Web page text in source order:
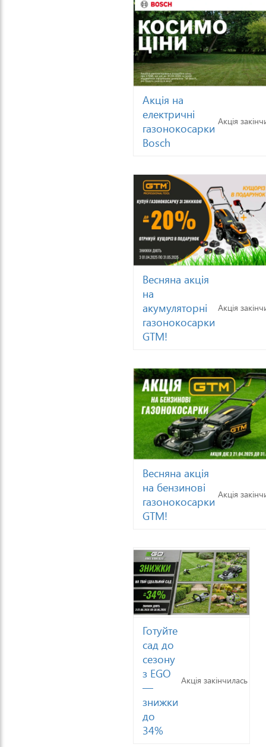
Акція на
електричні
газонокосарки
Bosch
Акція
Весняна акція
на
акумуляторні
газонокосарки
GTM!
Акція
Весняна акція
на бензинові
газонокосарки
GTM!
Акція
Готуйте
сад до
сезону
з EGO
—
знижки
до
34%
Акція закінчилась